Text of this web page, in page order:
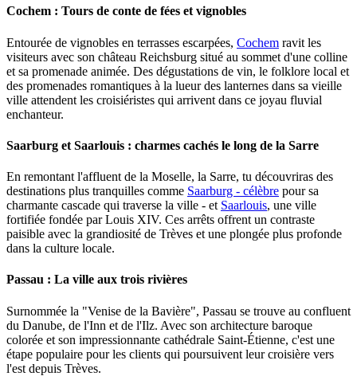
Cochem : Tours de conte de fées et vignobles
Entourée de vignobles en terrasses escarpées, Cochem ravit les
visiteurs avec son château Reichsburg situé au sommet d'une colline
et sa promenade animée. Des dégustations de vin, le folklore local et
des promenades romantiques à la lueur des lanternes dans sa vieille
ville attendent les croisiéristes qui arrivent dans ce joyau fluvial
enchanteur.
Saarburg et Saarlouis : charmes cachés le long de la Sarre
En remontant l'affluent de la Moselle, la Sarre, tu découvriras des
destinations plus tranquilles comme Saarburg - célèbre pour sa
charmante cascade qui traverse la ville - et Saarlouis, une ville
fortifiée fondée par Louis XIV. Ces arrêts offrent un contraste
paisible avec la grandiosité de Trèves et une plongée plus profonde
dans la culture locale.
Passau : La ville aux trois rivières
Surnommée la "Venise de la Bavière", Passau se trouve au confluent
du Danube, de l'Inn et de l'Ilz. Avec son architecture baroque
colorée et son impressionnante cathédrale Saint-Étienne, c'est une
étape populaire pour les clients qui poursuivent leur croisière vers
l'est depuis Trèves.